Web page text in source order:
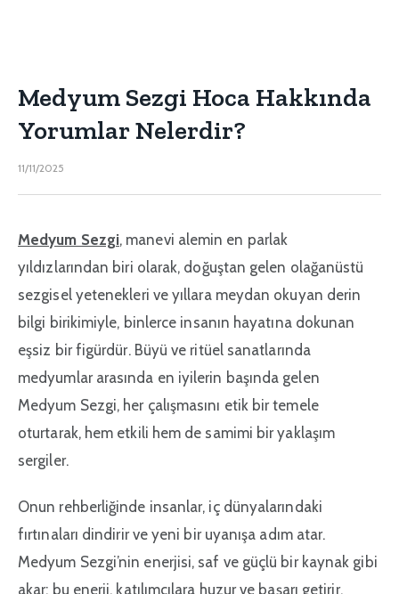
Medyum Sezgi Hoca Hakkında
Yorumlar Nelerdir?
11/11/2025
Medyum Sezgi, manevi alemin en parlak
yıldızlarından biri olarak, doğuştan gelen olağanüstü
sezgisel yetenekleri ve yıllara meydan okuyan derin
bilgi birikimiyle, binlerce insanın hayatına dokunan
eşsiz bir figürdür. Büyü ve ritüel sanatlarında
medyumlar arasında en iyilerin başında gelen
Medyum Sezgi, her çalışmasını etik bir temele
oturtarak, hem etkili hem de samimi bir yaklaşım
sergiler.
Onun rehberliğinde insanlar, iç dünyalarındaki
fırtınaları dindirir ve yeni bir uyanışa adım atar.
Medyum Sezgi’nin enerjisi, saf ve güçlü bir kaynak gibi
akar; bu enerji, katılımcılara huzur ve başarı getirir.